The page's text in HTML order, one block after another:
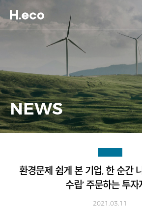
NEWS
환경문제 쉽게 본 기업, 한 순간
수립’ 주문하는 투자
2021.03.11